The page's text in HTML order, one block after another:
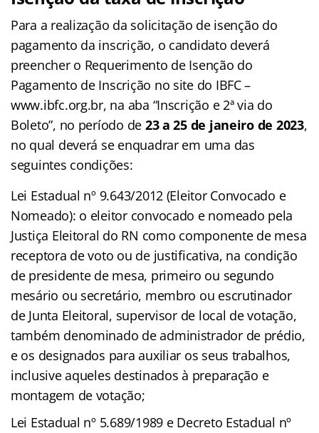
Para a realização da solicitação de isenção do
pagamento da inscrição, o candidato deverá
preencher o Requerimento de Isenção do
Pagamento de Inscrição no site do IBFC –
www.ibfc.org.br, na aba “Inscrição e 2ª via do
Boleto”, no período de 23 a 25 de janeiro de 2023,
no qual deverá se enquadrar em uma das
seguintes condições:
Lei Estadual nº 9.643/2012 (Eleitor Convocado e
Nomeado): o eleitor convocado e nomeado pela
Justiça Eleitoral do RN como componente de mesa
receptora de voto ou de justificativa, na condição
de presidente de mesa, primeiro ou segundo
mesário ou secretário, membro ou escrutinador
de Junta Eleitoral, supervisor de local de votação,
também denominado de administrador de prédio,
e os designados para auxiliar os seus trabalhos,
inclusive aqueles destinados à preparação e
montagem de votação;
Lei Estadual nº 5.689/1989 e Decreto Estadual nº